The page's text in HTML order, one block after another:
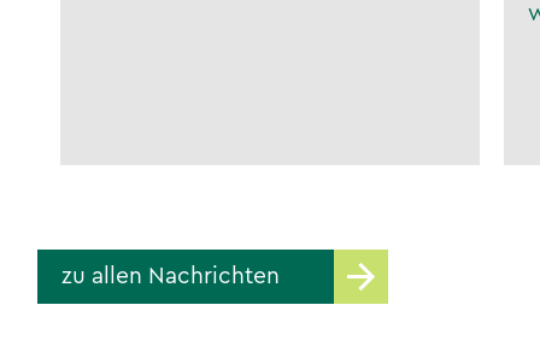
zu allen Nachrichten